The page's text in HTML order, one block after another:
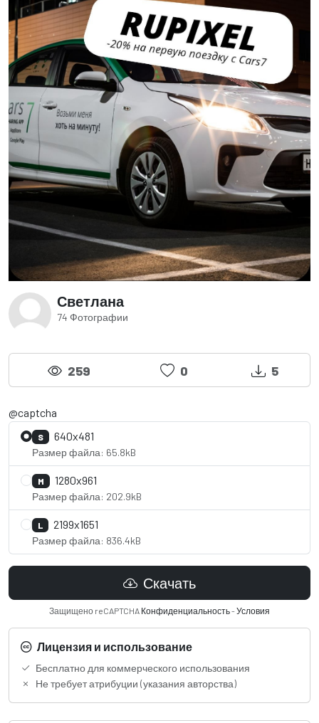
Светлана
74 Фотографии
259 0 5
@captcha
S 640x481
Размер файла: 65.8kB
M 1280x961
Размер файла: 202.9kB
L 2199x1651
Размер файла: 836.4kB
Скачать
Защищено reCAPTCHA Конфиденциальность-Условия
Лицензия и использование
Бесплатно для коммерческого использования
Не требует атрибуции (указания авторства)